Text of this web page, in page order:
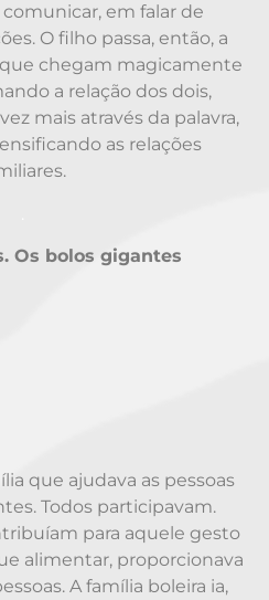
em falar de
O filho passa, então, a
que chegam magicamente
a relação dos dois,
mais através da palavra,
as relações
Os bolos gigantes
que ajudava as pessoas
Todos participavam.
para aquele gesto
alimentar, proporcionava
A família boleira ia,